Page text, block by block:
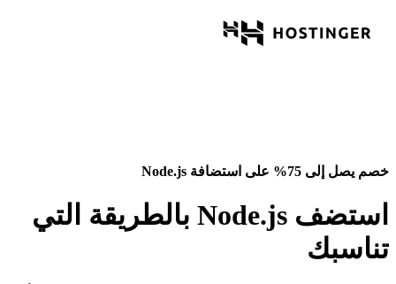
خصم يصل إلى 75% على استضافة Node.js
استضف Node.js بالطريقة التي
تناسبك